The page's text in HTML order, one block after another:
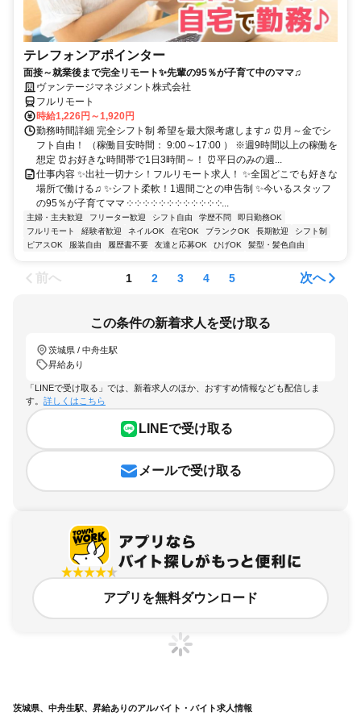
テレフォンアポインター
面接～就業後まで完全リモート✨先輩の95％が子育て中のママ♫
ヴァンテージマネジメント株式会社
フルリモート
時給1,226円～1,920円
勤務時間詳細 完全シフト制 希望を最大限考慮します♫ ⏰月～金でシ
フト自由！ （稼働目安時間： 9:00～17:00 ） ※週9時間以上の稼働を
想定 ⏰お好きな時間帯で1日3時間～！ ⏰平日のみの週...
仕事内容 ✨出社一切ナシ！フルリモート求人！ ✨全国どこでも好きな
場所で働ける♫ ✨シフト柔軟！1週間ごとの申告制 ✨今いるスタッフ
の95％が子育てママ ༶ ༶ ༶ ༶ ༶ ༶ ༶ ༶ ༶ ༶ ༶ ༶...
主婦・主夫歓迎 フリーター歓迎 シフト自由 学歴不問
即日勤務OK
フルリモート
経験者歓迎 ネイルOK 在宅OK ブランクOK 長期歓迎
シフト制
ピアスOK
服装自由 履歴書不要 友達と応募OK ひげOK 髪型・髪色自由
前へ 1 2 3 4 5 次へ
この条件の新着求人を受け取る
茨城県 / 中舟生駅
昇給あり
「LINEで受け取る」では、新着求人のほか、おすすめ情報なども配信しま
す。 詳しくはこちら
LINEで受け取る
メールで受け取る
アプリを無料ダウンロード
茨城県、中舟生駅、昇給ありのアルバイト・バイト求人情報